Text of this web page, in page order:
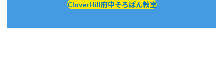
CloverHill府中そろばん教室